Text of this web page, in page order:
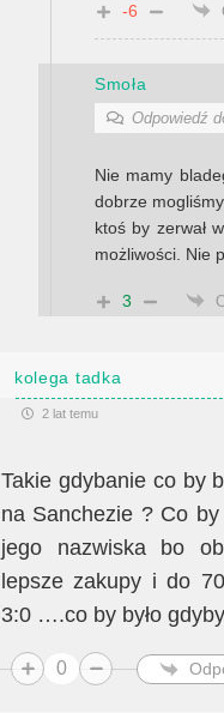
-6
Smoła
Odpowiedź
Nie mamy
dobrze
ktoś by zerwał
możliwości. Nie
3
kolega tadka
2 lat temu
Takie gdybanie co by
na Sanchezie ? Co by
jego nazwiska bo
lepsze zakupy i do
3:0 ….co by było
0